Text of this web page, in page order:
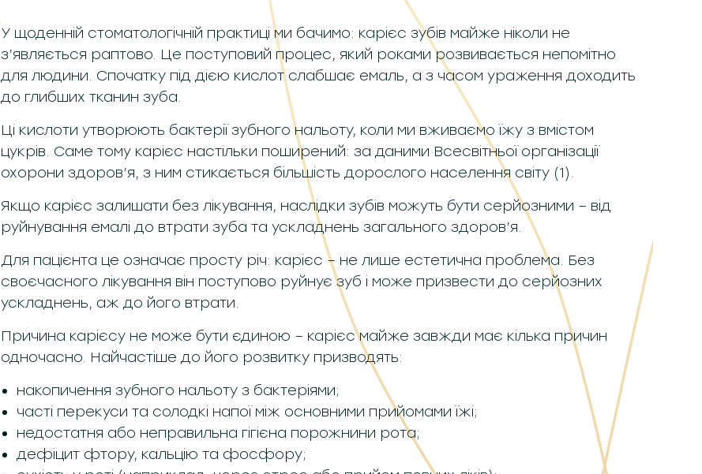
У щоденній стоматологічній практиці ми бачимо: карієс зубів майже ніколи не
з’являється раптово. Це поступовий процес, який роками розвивається непомітно
для людини. Спочатку під дією кислот слабшає емаль, а з часом ураження доходить
до глибших тканин зуба.
Ці кислоти утворюють бактерії зубного нальоту, коли ми вживаємо їжу з вмістом
цукрів. Саме тому карієс настільки поширений: за даними Всесвітньої організації
охорони здоров’я, з ним стикається більшість дорослого населення світу (1).
Якщо карієс залишати без лікування, наслідки зубів можуть бути серйозними – від
руйнування емалі до втрати зуба та ускладнень загального здоров’я.
Для пацієнта це означає просту річ: карієс – не лише естетична проблема. Без
своєчасного лікування він поступово руйнує зуб і може призвести до серйозних
ускладнень, аж до його втрати.
Причина карієсу не може бути єдиною – карієс майже завжди має кілька причин
одночасно. Найчастіше до його розвитку призводять:
накопичення зубного нальоту з бактеріями;
часті перекуси та солодкі напої між основними прийомами їжі;
недостатня або неправильна гігієна порожнини рота;
дефіцит фтору, кальцію та фосфору;